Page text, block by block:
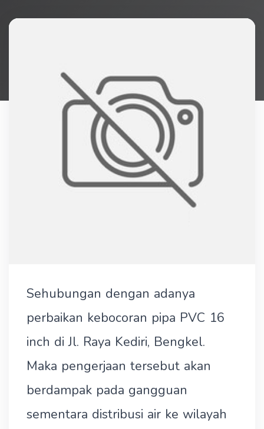
Sehubungan dengan adanya
perbaikan kebocoran pipa PVC 16
inch di Jl. Raya Kediri, Bengkel.
Maka pengerjaan tersebut akan
berdampak pada gangguan
sementara distribusi air ke wilayah